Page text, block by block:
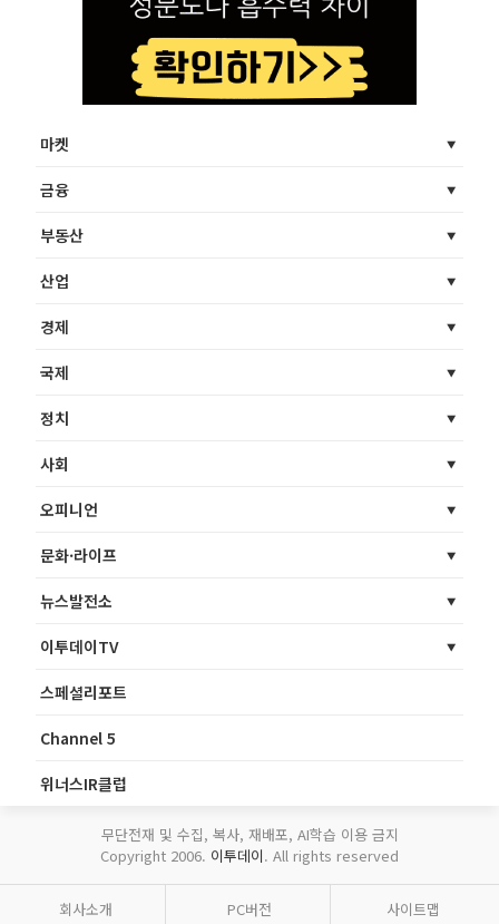
마켓
금융
부동산
산업
경제
국제
정치
사회
오피니언
문화·라이프
뉴스발전소
이투데이TV
스페셜리포트
Channel 5
위너스IR클럽
무단전재 및 수집, 복사, 재배포, AI학습 이용 금지
Copyright 2006. 이투데이. All rights reserved
회사소개 PC버전 사이트맵